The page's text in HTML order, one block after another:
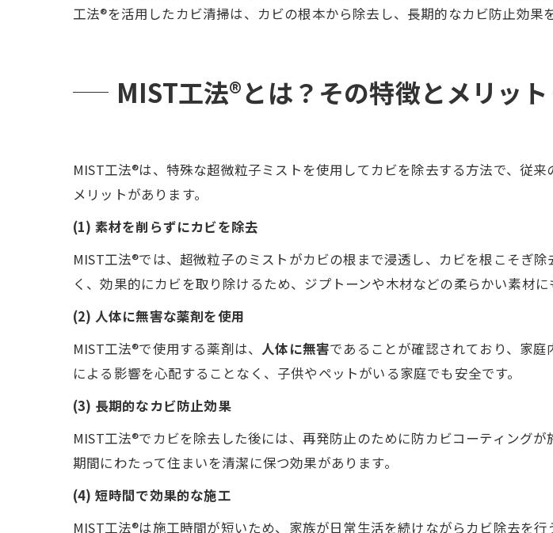
工法®を活用したカビ清掃は、カビの根本から除去し、長期的なカビ防止効果
MIST工法®とは？その特徴とメリット
MIST工法®は、特殊な超微粒子ミストを使用してカビを除去する方法で、従
メリットがあります。
(1) 素材を削らずにカビを除去
MIST工法®では、超微粒子のミストがカビの根まで浸透し、カビを根こそぎ
く、効果的にカビを取り除けるため、ジプトーンや木材などの柔らかい素材に
(2) 人体に無害な薬剤を使用
MIST工法®で使用する薬剤は、人体に無害であることが確認されており、家
による影響を心配することなく、子供やペットがいる家庭でも安全です。
(3) 長期的なカビ防止効果
MIST工法®でカビを除去した後には、再発防止のために防カビコーティング
期間にわたって住まいを清潔に保つ効果があります。
(4) 短時間で効果的な施工
MIST工法®は施工時間が短いため、家族が日常生活を続けながらカビ除去を